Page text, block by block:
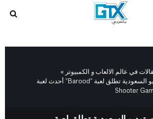
في عالم الالعاب و الكمبيوتر »
شركة يومكس ستوديو السعودية تطلق لعبة “Barood” أحدث لعبة
Shooter